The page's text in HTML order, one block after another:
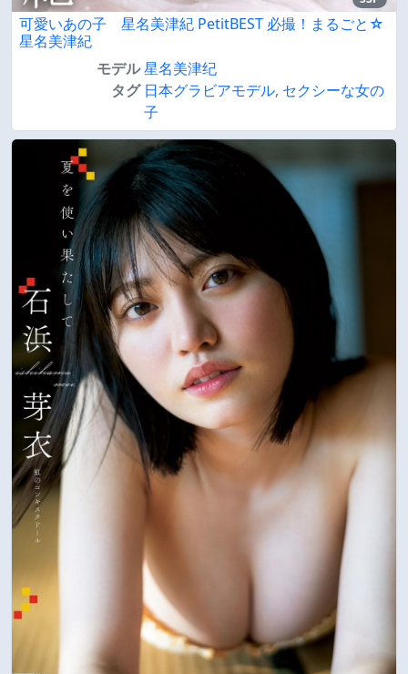
可愛いあの子 星名美津紀 PetitBEST 必撮！まるごと☆
星名美津紀
モデル星名美津纪
タグ 日本グラビアモデル, セクシーな女の
子